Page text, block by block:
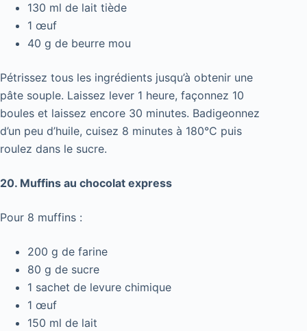
130 ml de lait tiède
1 œuf
40 g de beurre mou
Pétrissez tous les ingrédients jusqu’à obtenir une
pâte souple. Laissez lever 1 heure, façonnez 10
boules et laissez encore 30 minutes. Badigeonnez
d’un peu d’huile, cuisez 8 minutes à 180°C puis
roulez dans le sucre.
20. Muffins au chocolat express
Pour 8 muffins :
200 g de farine
80 g de sucre
1 sachet de levure chimique
1 œuf
150 ml de lait